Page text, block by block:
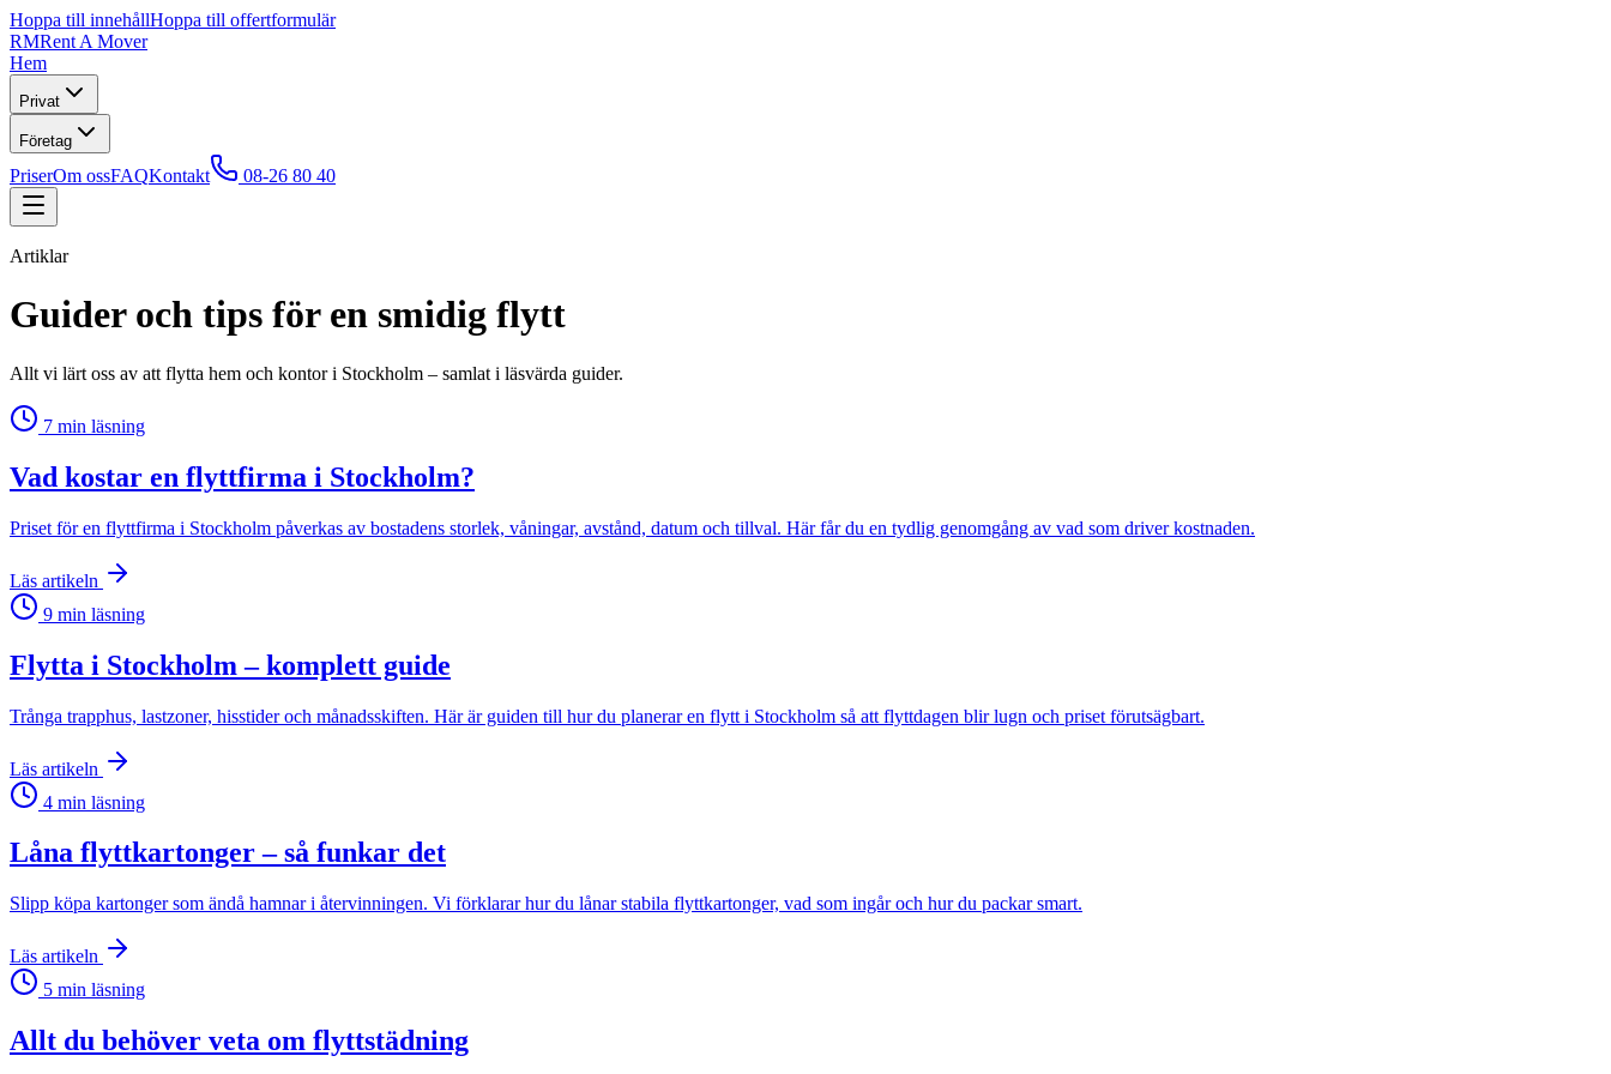
Hoppa till innehållHoppa till offertformulär
RMRent A Mover
Hem
Privat
Företag
PriserOm ossFAQKontakt 08-26 80 40
Artiklar
Guider och tips för en smidig flytt
Allt vi lärt oss av att flytta hem och kontor i Stockholm – samlat i läsvärda guider.
7 min läsning
Vad kostar en flyttfirma i Stockholm?
Priset för en flyttfirma i Stockholm påverkas av bostadens storlek, våningar, avstånd, datum och tillval. Här får du en tydlig genomgång av vad som driver kostnaden.
Läs artikeln
9 min läsning
Flytta i Stockholm – komplett guide
Trånga trapphus, lastzoner, hisstider och månadsskiften. Här är guiden till hur du planerar en flytt i Stockholm så att flyttdagen blir lugn och priset förutsägbart.
Läs artikeln
4 min läsning
Låna flyttkartonger – så funkar det
Slipp köpa kartonger som ändå hamnar i återvinningen. Vi förklarar hur du lånar stabila flyttkartonger, vad som ingår och hur du packar smart.
Läs artikeln
5 min läsning
Allt du behöver veta om flyttstädning